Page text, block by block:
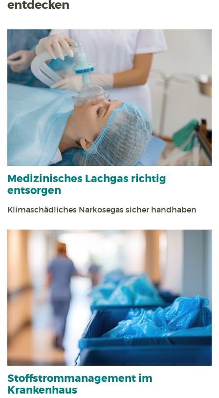
entdecken
Medizinisches Lachgas richtig
entsorgen
Klimaschädliches Narkosegas sicher handhaben
Stoff­strom­management im
Krankenhaus